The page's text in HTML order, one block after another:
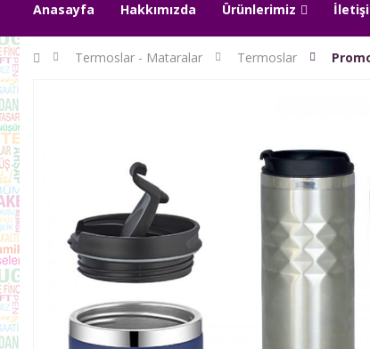
Anasayfa Hakkımızda Ürünlerimiz
Termoslar - Mataralar Termoslar